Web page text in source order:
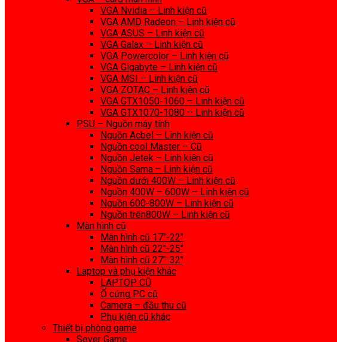
VGA Nvidia – Linh kiện cũ
VGA AMD Radeon – Linh kiện cũ
VGA ASUS – Linh kiện cũ
VGA Galax – Linh kiện cũ
VGA Powercolor – Linh kiện cũ
VGA Gigabyte – Linh kiện cũ
VGA MSI – Linh kiện cũ
VGA ZOTAC – Linh kiện cũ
VGA GTX1050-1060 – Linh kiện cũ
VGA GTX1070-1080 – Linh kiện cũ
PSU – Nguồn máy tính
Nguồn Acbel – Linh kiện cũ
Nguồn cool Master – Cũ
Nguồn Jetek – Linh kiện cũ
Nguồn Sama – Linh kiện cũ
Nguồn dưới 400W – Linh kiện cũ
Nguồn 400W – 600W – Linh kiện cũ
Nguồn 600-800W – Linh kiện cũ
Nguồn trên800W – Linh kiện cũ
Màn hình cũ
Màn hình cũ 17″-22″
Màn hình cũ 22″-25″
Màn hình cũ 27″-32″
Laptop và phụ kiện khác
LAPTOP CŨ
Ổ cứng PC cũ
Camera – đầu thu cũ
Phụ kiện cũ khác
Thiết bị phòng game
Sever Game